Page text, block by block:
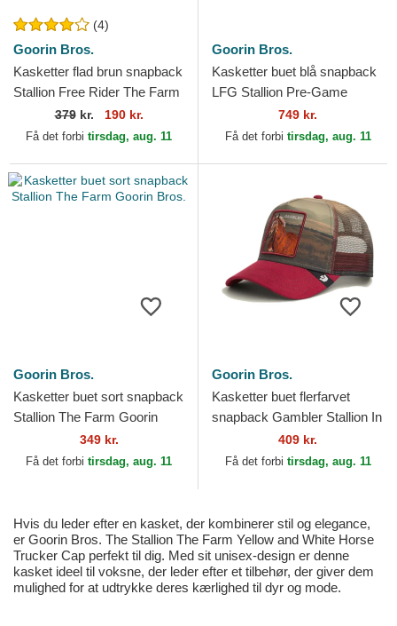
(4)
Goorin Bros.
Kasketter flad brun snapback
Stallion Free Rider The Farm
Flats The Farm Goorin Bros.
379kr. 190 kr.
Få det forbi tirsdag, aug. 11
Goorin Bros.
Kasketter buet blå snapback
LFG Stallion Pre-Game
Seasonal The Farm Goorin
Bros.
749 kr.
Få det forbi tirsdag, aug. 11
Goorin Bros.
Kasketter buet sort snapback
Stallion The Farm Goorin
349 kr.
Få det forbi tirsdag, aug. 11
Goorin Bros.
Kasketter buet flerfarvet
snapback Gambler Stallion In
The Element The Farm
Goorin Bros.
409 kr.
Få det forbi tirsdag, aug. 11
Hvis du leder efter en kasket, der kombinerer stil og elegance,
er Goorin Bros. The Stallion The Farm Yellow and White Horse
Trucker Cap perfekt til dig. Med sit unisex-design er denne
kasket ideel til voksne, der leder efter et tilbehør, der giver dem
mulighed for at udtrykke deres kærlighed til dyr og mode.